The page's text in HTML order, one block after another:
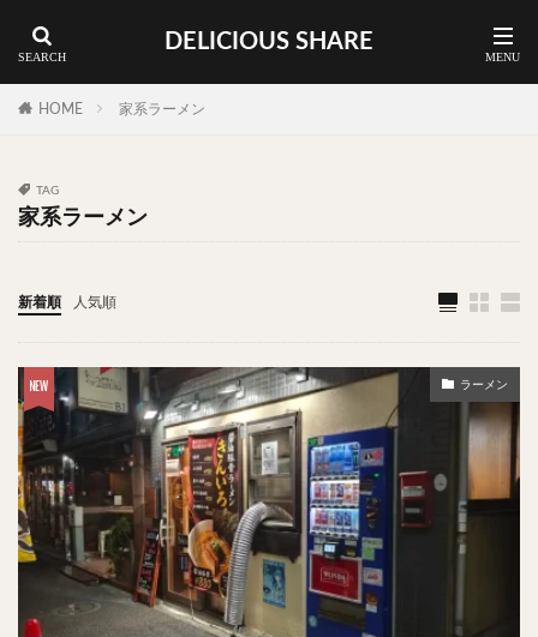
DELICIOUS SHARE
HOME 家系ラーメン
TAG
家系ラーメン
新着順 人気順
ラーメン
料理ジャンルから探す
エリア・料理から探す
下北沢 人形町
四ツ谷 大井町 大崎 大森 学芸大学
広尾 御徒町 御成門 新宿
新橋 本郷三丁目 東京 武蔵小山
池尻大橋 池袋 浅草 浅草橋 浜松町
渋谷 田町 白金高輪 祐天寺 神保町
神楽坂 神田 神谷町 秋葉原 立ち食い
自由が丘 蒲田 虎ノ門 表参道
高田馬場 麻布十番 代々木 目黒